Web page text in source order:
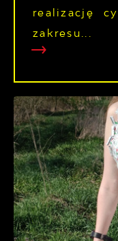
realizację
zakresu...